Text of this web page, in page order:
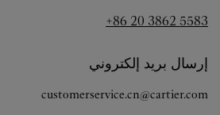
+86 20 3862 5583
إرسال بريد إلكتروني
customerservice.cn@cartier.com